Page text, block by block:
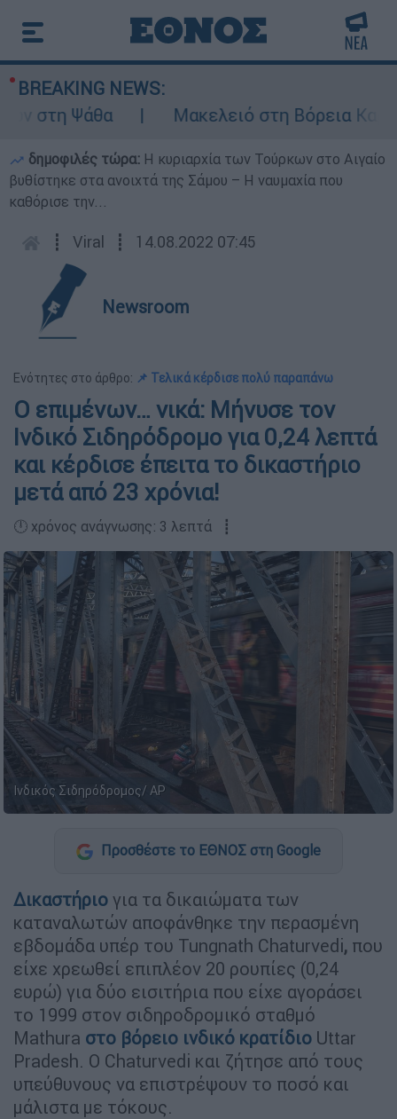
BREAKING NEWS:
Ψάθα
Μακελειό στη Βόρεια
δημοφιλές τώρα: Η κυριαρχία των Τούρκων στο Αιγαίο
βυθίστηκε στα ανοιχτά της Σάμου – Η ναυμαχία που
καθόρισε την...
┋ Viral ┋ 14.08.2022 07:45
Newsroom
Ενότητες στο άρθρο: 📌 Τελικά κέρδισε πολύ παραπάνω
Ο επιμένων… νικά: Μήνυσε τον
Ινδικό Σιδηρόδρομο για 0,24 λεπτά
και κέρδισε έπειτα το δικαστήριο
μετά από 23 χρόνια!
🕛 χρόνος ανάγνωσης: 3 λεπτά ┋
Ινδικός Σιδηρόδρομος/ AP
Προσθέστε το ΕΘΝΟΣ στη Google
Δικαστήριο για τα δικαιώματα των
καταναλωτών αποφάνθηκε την περασμένη
εβδομάδα υπέρ του Tungnath Chaturvedi, που
είχε χρεωθεί επιπλέον 20 ρουπίες (0,24
ευρώ) για δύο εισιτήρια που είχε αγοράσει
το 1999 στον σιδηροδρομικό σταθμό
Mathura στο βόρειο ινδικό κρατίδιο Uttar
Pradesh. Ο Chaturvedi και ζήτησε από τους
υπεύθυνους να επιστρέψουν το ποσό και
μάλιστα με τόκους.